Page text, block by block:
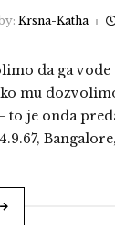
Krsna-Katha
da ga
mu
je onda